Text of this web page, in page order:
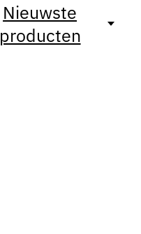
Nieuwste
producten